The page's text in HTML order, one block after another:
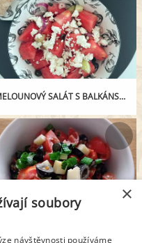
MELOUNOVÝ SALÁT S BALKÁNSKÝM SÝREM
×
soubory
návštěvnosti používáme